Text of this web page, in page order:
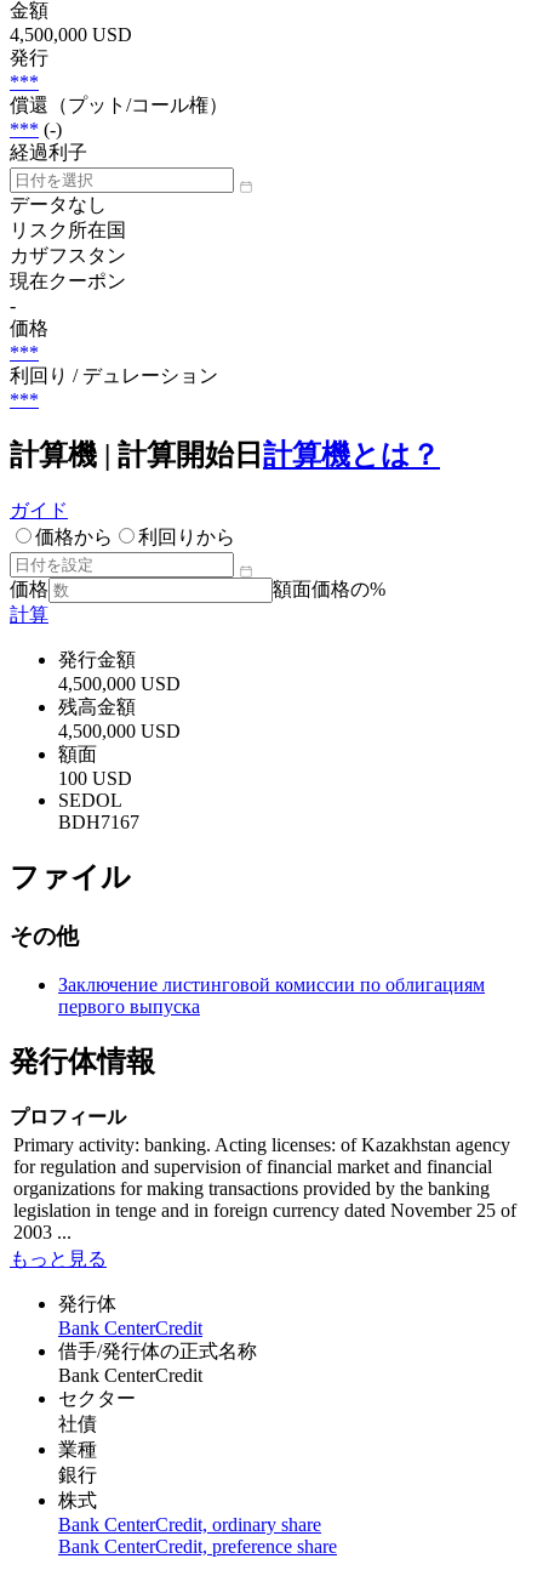
金額
4,500,000 USD
発行
***
償還（プット/コール権）
*** (-)
経過利子
データなし
リスク所在国
カザフスタン
現在クーポン
-
価格
***
利回り / デュレーション
***
計算機 | 計算開始日 計算機とは？
ガイド
価格から
利回りから
価格
額面価格の%
計算
発行金額
4,500,000 USD
残高金額
4,500,000 USD
額面
100 USD
SEDOL
BDH7167
ファイル
その他
Заключение листинговой комиссии по облигациям
первого выпуска
発行体情報
プロフィール
Primary activity: banking. Acting licenses: of Kazakhstan agency
for regulation and supervision of financial market and financial
organizations for making transactions provided by the banking
legislation in tenge and in foreign currency dated November 25 of
2003 ...
もっと見る
発行体
Bank CenterCredit
借手/発行体の正式名称
Bank CenterCredit
セクター
社債
業種
銀行
株式
Bank CenterCredit, ordinary share
Bank CenterCredit, preference share